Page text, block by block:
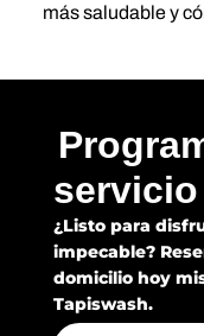
más saludable y
¿Listo para
impecable?
domicilio hoy
Tapiswash.